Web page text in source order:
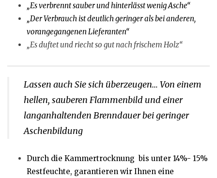
„Es verbrennt sauber und hinterlässt wenig Asche“
„Der Verbrauch ist deutlich geringer als bei anderen,
vorangegangenen Lieferanten“
„Es duftet und riecht so gut nach frischem Holz“
Lassen auch Sie sich überzeugen… Von einem
hellen, sauberen Flammenbild und einer
langanhaltenden Brenndauer bei geringer
Aschenbildung
Durch die Kammertrocknung bis unter 14%- 15%
Restfeuchte, garantieren wir Ihnen eine